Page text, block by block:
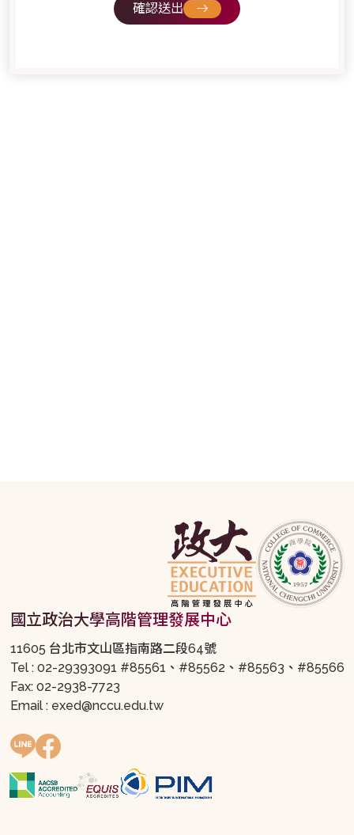
確認送出
國立政治大學高階管理發展中心
11605 台北市文山區指南路二段64號
Tel : 02-29393091 #85561、#85562、#85563、#85566
Fax: 02-2938-7723
Email : exed@nccu.edu.tw